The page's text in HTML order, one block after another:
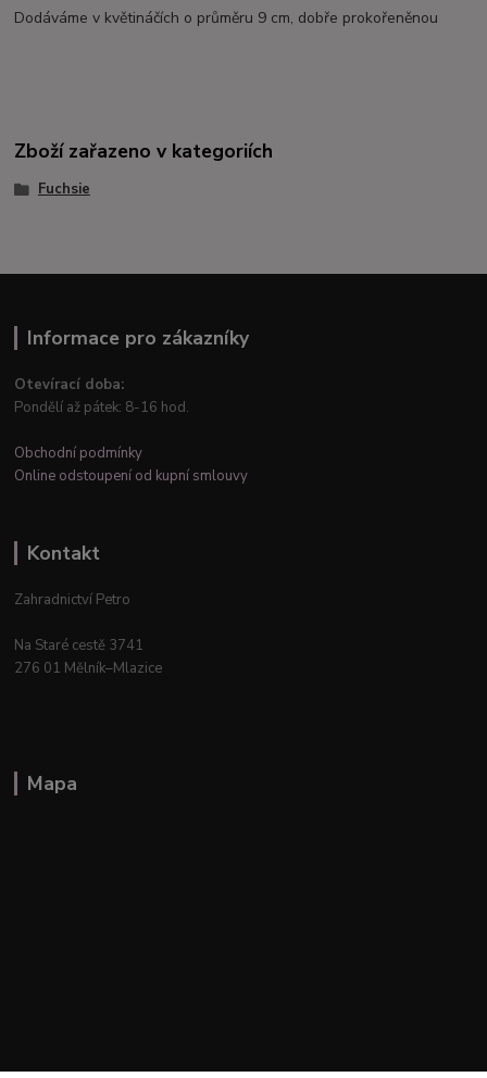
Dodáváme v květináčích o průměru 9 cm, dobře prokořeněnou
Zboží zařazeno v kategoriích
Fuchsie
Informace pro zákazníky
Otevírací doba:
Pondělí až pátek: 8-16 hod.
Obchodní podmínky
Online odstoupení od kupní smlouvy
Kontakt
Zahradnictví Petro
Na Staré cestě 3741
276 01 Mělník–Mlazice
Mapa